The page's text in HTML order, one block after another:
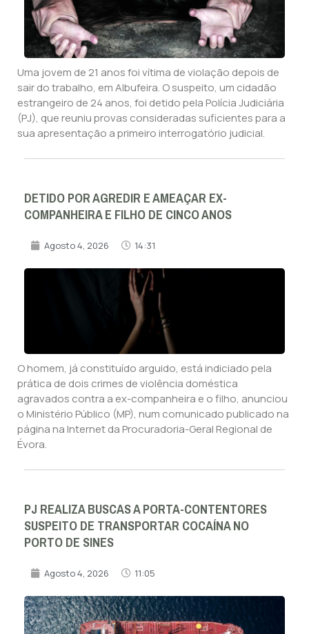
Uma jovem de 21 anos foi vítima de violação depois de
sair do trabalho, em Albufeira. O suspeito, um cidadão
estrangeiro de 24 anos, foi detido pela Polícia Judiciária
(PJ), que reuniu provas consideradas suficientes para a
sua apresentação a primeiro interrogatório judicial.
DETIDO POR AGREDIR E AMEAÇAR EX-
COMPANHEIRA E FILHO DE CINCO ANOS
Agosto 4, 2026 14:31
O homem, já constituído arguido, está indiciado pela
prática de dois crimes de violência doméstica
agravados contra a ex-companheira e o filho, anunciou
o Ministério Público (MP), num comunicado publicado na
página na Internet da Procuradoria-Geral Regional de
Évora.
PJ REALIZA BUSCAS A PORTA-CONTENTORES
SUSPEITO DE TRANSPORTAR COCAÍNA NO
PORTO DE SINES
Agosto 4, 2026 11:05